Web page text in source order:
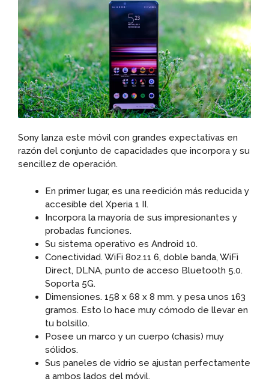
Sony lanza este móvil con grandes expectativas en
razón del conjunto de capacidades que incorpora y su
sencillez de operación.
En primer lugar, es una reedición más reducida y
accesible del Xperia 1 II.
Incorpora la mayoría de sus impresionantes y
probadas funciones.
Su sistema operativo es Android 10.
Conectividad. WiFi 802.11 6, doble banda, WiFi
Direct, DLNA, punto de acceso Bluetooth 5.0.
Soporta 5G.
Dimensiones. 158 x 68 x 8 mm. y pesa unos 163
gramos. Esto lo hace muy cómodo de llevar en
tu bolsillo.
Posee un marco y un cuerpo (chasis) muy
sólidos.
Sus paneles de vidrio se ajustan perfectamente
a ambos lados del móvil.